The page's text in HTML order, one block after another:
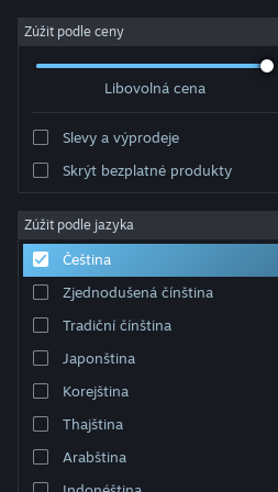
Přihlásit se
Komunita
Informace
Podpora
Změnit jazyk
Mobilní aplikace služby Steam
Desktopová verze stránky
Zúžit podle ceny
Libovolná cena
Slevy a výprodeje
Skrýt bezplatné produkty
Zúžit podle jazyka
Čeština
Zjednodušená čínština
Tradiční čínština
Japonština
Korejština
Thajština
Arabština
Vývojář: Workyrie Game Studio
Seřadit podle
Vašemu zadání odpovídá 0 výsledků. 3
předvoleb vyloučeno z výsledků